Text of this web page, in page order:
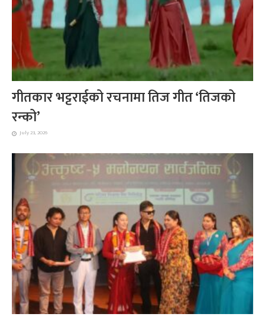
गीतकार भट्टराईको रचनामा तिज गीत ‘तिजको
रन्को’
July 23, 2026